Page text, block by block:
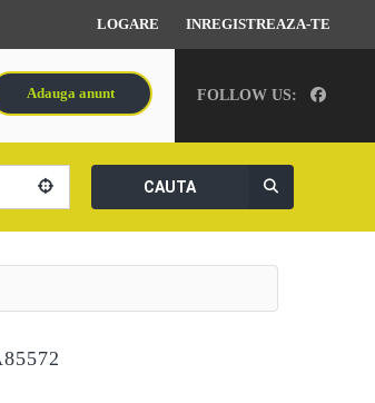
LOGARE INREGISTREAZA-TE
FOLLOW US:
Adauga anunt
CAUTA